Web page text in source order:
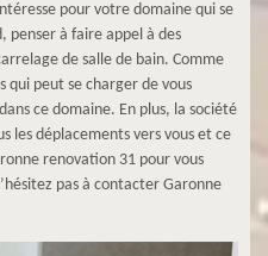
pour votre domaine qui se
penser à faire appel à des
de salle de bain. Comme
qui peut se charger de vous
ce domaine. En plus, la société
les déplacements vers vous et ce
renovation 31 pour vous
pas à contacter Garonne